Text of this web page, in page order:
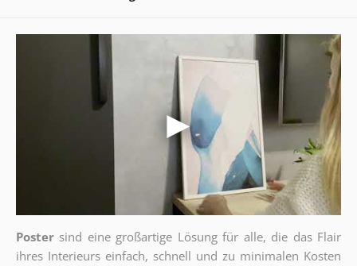
Poster sind eine großartige Lösung für alle, die das Flair
ihres Interieurs einfach, schnell und zu minimalen Kosten